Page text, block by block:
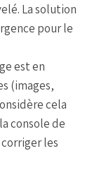
La solution
pour le
est en
(images,
cela
console de
les